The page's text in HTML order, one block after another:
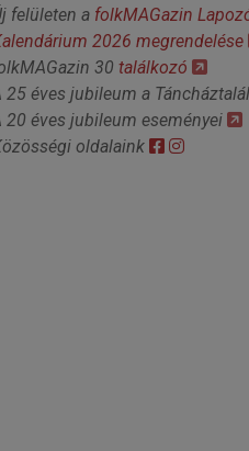
felületen a folkMAGazin
2026 megrendelése
30 találkozó
25 éves jubileum a
20 éves jubileum eseményei
oldalaink